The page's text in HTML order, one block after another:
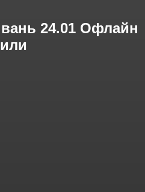
24.01 Офлайн